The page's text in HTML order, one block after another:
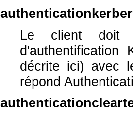
Le client doit
d'authentification
décrite ici) avec
répond